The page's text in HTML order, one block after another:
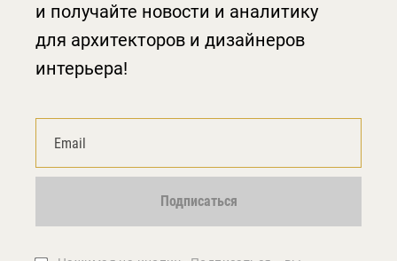
и получайте новости и аналитику
для архитекторов и дизайнеров
интерьера!
Подписаться